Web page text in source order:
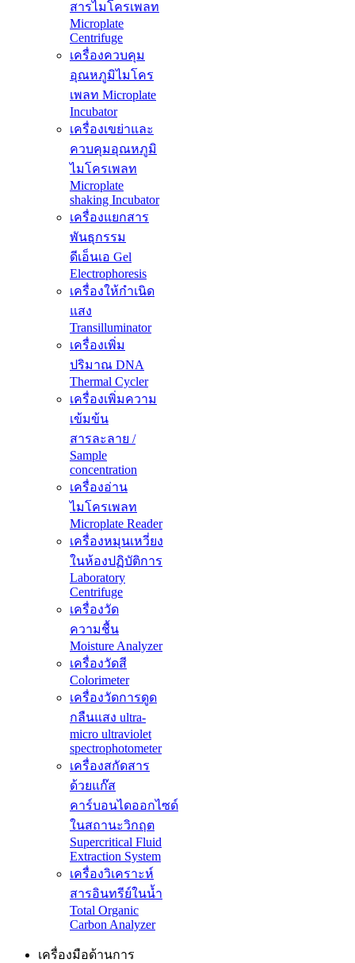
สารไมโครเพลท
Microplate
Centrifuge
เครื่องควบคุม
อุณหภูมิไมโคร
เพลท Microplate
Incubator
เครื่องเขย่าและ
ควบคุมอุณหภูมิ
ไมโครเพลท
Microplate
shaking Incubator
เครื่องแยกสาร
พันธุกรรม
ดีเอ็นเอ Gel
Electrophoresis
เครื่องให้กำเนิด
แสง
Transilluminator
เครื่องเพิ่ม
ปริมาณ DNA
Thermal Cycler
เครื่องเพิ่มความ
เข้มข้น
สารละลาย /
Sample
concentration
เครื่องอ่าน
ไมโครเพลท
Microplate Reader
เครื่องหมุนเหวี่ยง
ในห้องปฏิบัติการ
Laboratory
Centrifuge
เครื่องวัด
ความชื้น
Moisture Analyzer
เครื่องวัดสี
Colorimeter
เครื่องวัดการดูด
กลืนแสง ultra-
micro ultraviolet
spectrophotometer
เครื่องสกัดสาร
ด้วยแก๊ส
คาร์บอนไดออกไซด์
ในสถานะวิกฤต
Supercritical Fluid
Extraction System
เครื่องวิเคราะห์
สารอินทรีย์ในน้ำ
Total Organic
Carbon Analyzer
เครื่องมือด้านการ